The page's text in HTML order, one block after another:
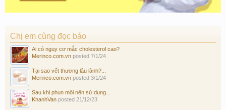
Chị em cùng đọc báo
Ai có nguy cơ mắc cholesterol cao?
Merinco.com.vn posted 7/1/24
Tại sao vết thương lâu lành?...
Merinco.com.vn posted 3/1/24
Sau khi phun môi nên sử dụng...
KhanhVan posted 21/12/23